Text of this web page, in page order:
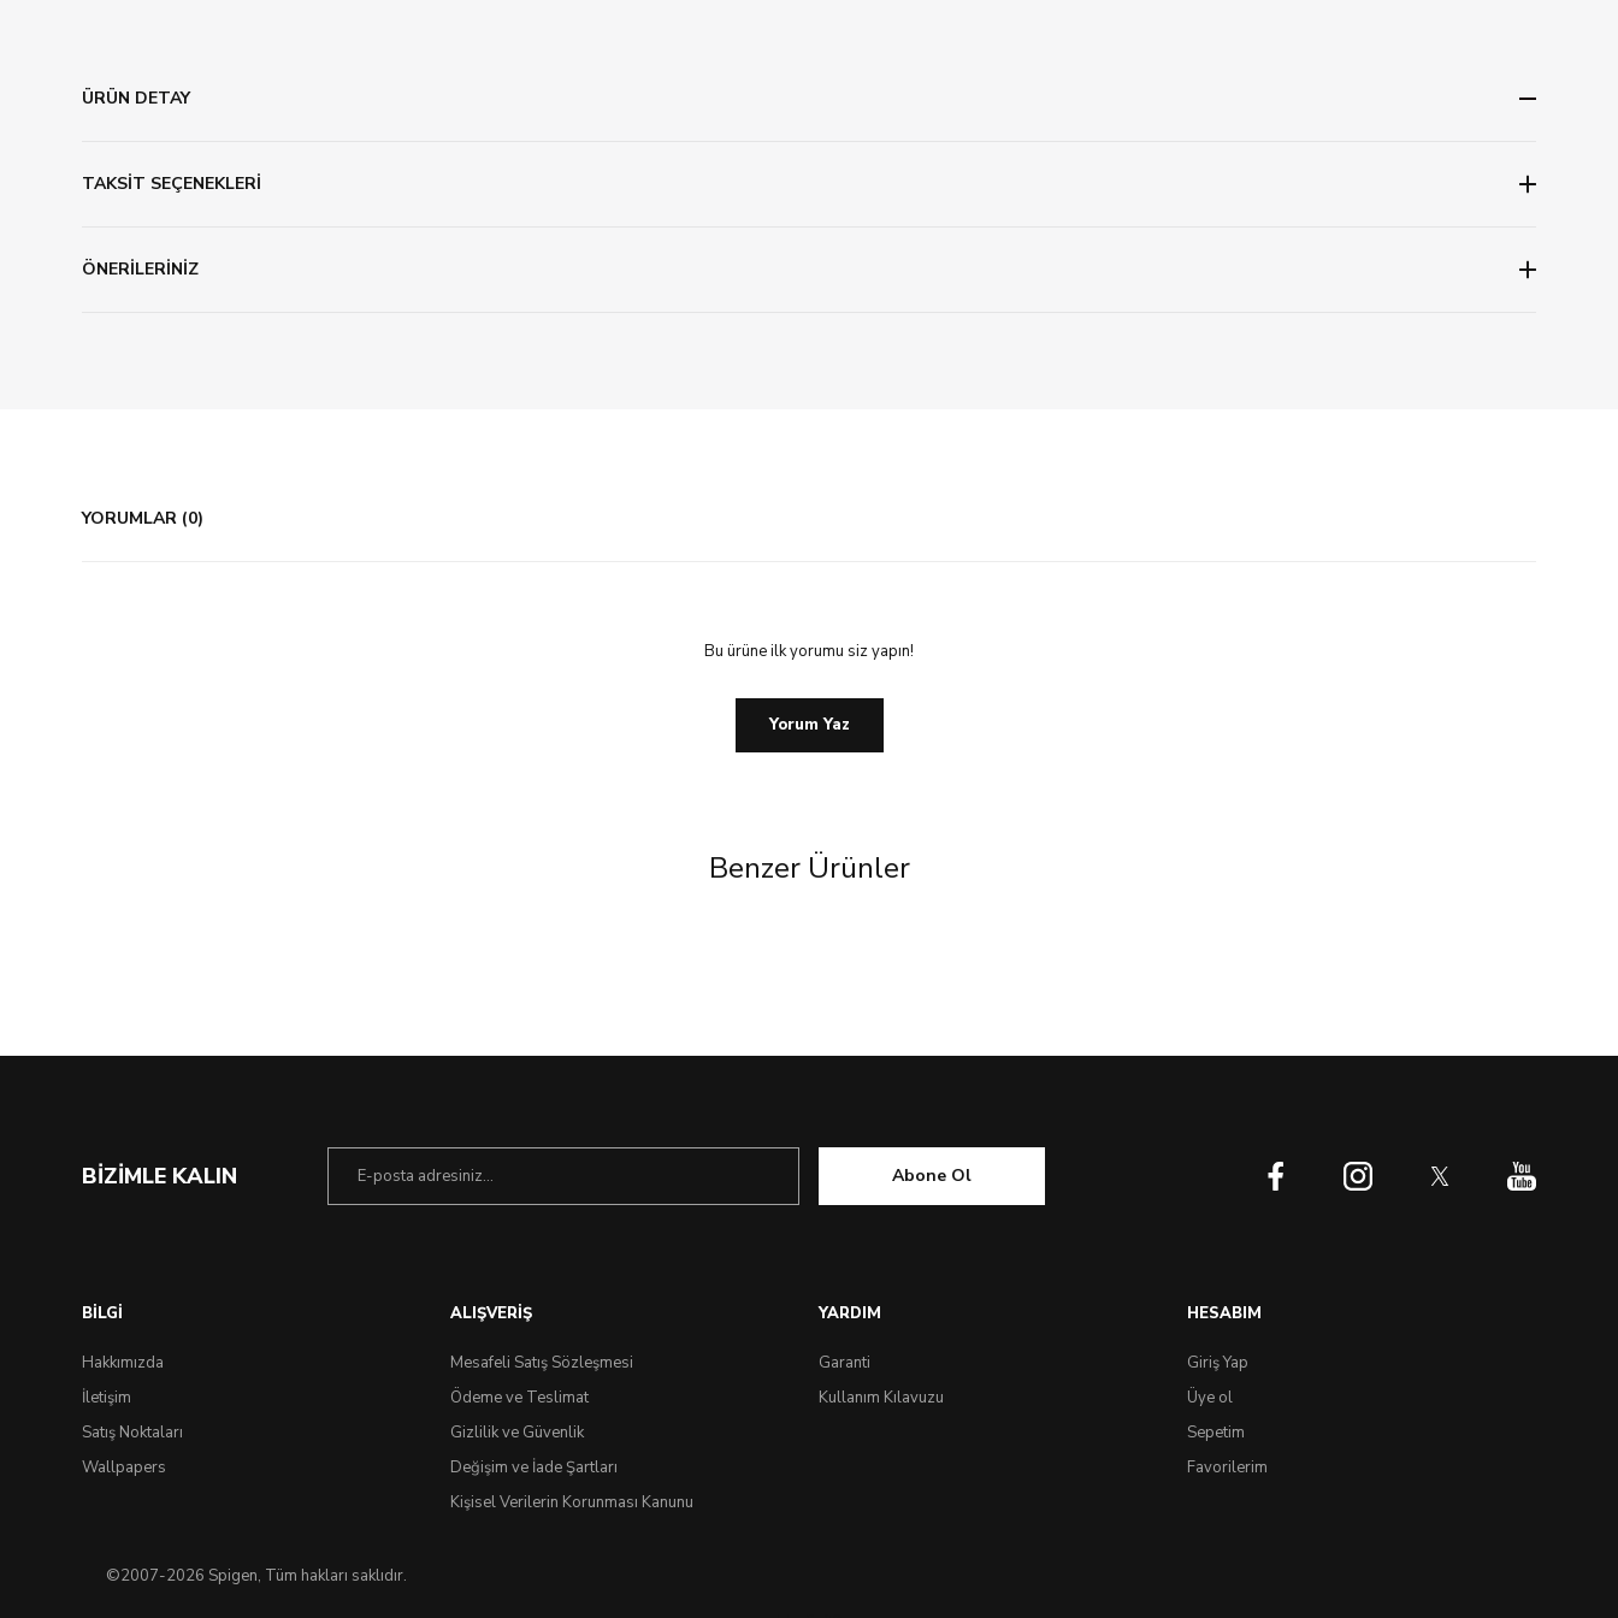
ÜRÜN DETAY
TAKSİT SEÇENEKLERİ
ÖNERİLERİNİZ
YORUMLAR (0)
Bu ürüne ilk yorumu siz yapın!
Yorum Yaz
Benzer Ürünler
BİZİMLE KALIN Abone Ol
BİLGİ
Hakkımızda
İletişim
Satış Noktaları
Wallpapers
ALIŞVERİŞ
Mesafeli Satış Sözleşmesi
Ödeme ve Teslimat
Gizlilik ve Güvenlik
Değişim ve İade Şartları
Kişisel Verilerin Korunması Kanunu
YARDIM
Garanti
Kullanım Kılavuzu
HESABIM
Giriş Yap
Üye ol
Sepetim
Favorilerim
©2007-2026 Spigen, Tüm hakları saklıdır.